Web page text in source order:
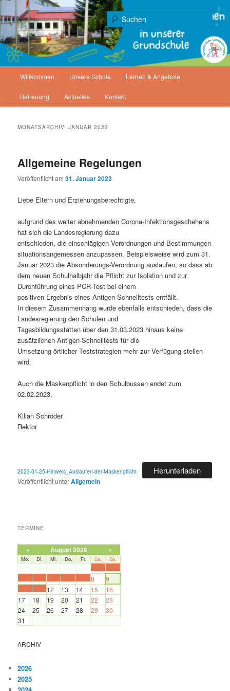
Zum
primären
Inhalt
springen
Zum
sekundären
Inhalt
springenGrundschule Landwehrhagen
Gemeinde Staufenberg
Willkommen Unsere Schule Lernen & Angebote
Betreuung Aktuelles Kontakt
MONATSARCHIV:JANUAR 2023
Allgemeine Regelungen
Veröffentlicht am31. Januar 2023
Liebe Eltern und Erziehungsberechtigte,
aufgrund des weiter abnehmenden Corona-Infektionsgeschehens
hat sich die Landesregierung dazu
entschieden, die einschlägigen Verordnungen und Bestimmungen
situationsangemessen anzupassen. Beispielsweise wird zum 31.
Januar 2023 die Absonderungs-Verordnung auslaufen, so dass ab
dem neuen Schulhalbjahr die Pflicht zur Isolation und zur
Durchführung eines PCR-Test bei einem
positiven Ergebnis eines Antigen-Schnelltests entfällt.
In diesem Zusammenhang wurde ebenfalls entschieden, dass die
Landesregierung den Schulen und
Tagesbildungsstätten über den 31.03.2023 hinaus keine
zusätzlichen Antigen-Schnelltests für die
Umsetzung örtlicher Teststrategien mehr zur Verfügung stellen
wird.
Auch die Maskenpflicht in den Schulbussen endet zum
02.02.2023.
Kilian Schröder
Rektor
2023-01-25-Hinweis_Auslaufen-der-Maskenpflicht Herunterladen
Veröffentlicht unterAllgemein
TERMINE
« August 2026 »
Mo. Di. Mi. Do. Fr. Sa. So.
8 9
12 13 14 15
16
17
18 19 20 21 22
23
24
25 26 27 28 29
30
31
ARCHIV
2026
2025